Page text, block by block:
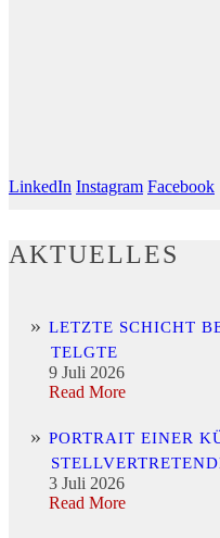
LinkedIn Instagram Facebook
AKTUELLES
LETZTE SCHICHT
TELGTE
9 Juli 2026
Read More
PORTRAIT EINER
3 Juli 2026
Read More